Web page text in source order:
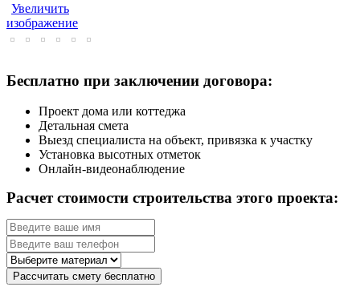
Увеличить
изображение
Бесплатно при заключении договора:
Проект дома или коттеджа
Детальная смета
Выезд специалиста на объект, привязка к участку
Установка высотных отметок
Онлайн-видеонаблюдение
Расчет стоимости строительства этого проекта: